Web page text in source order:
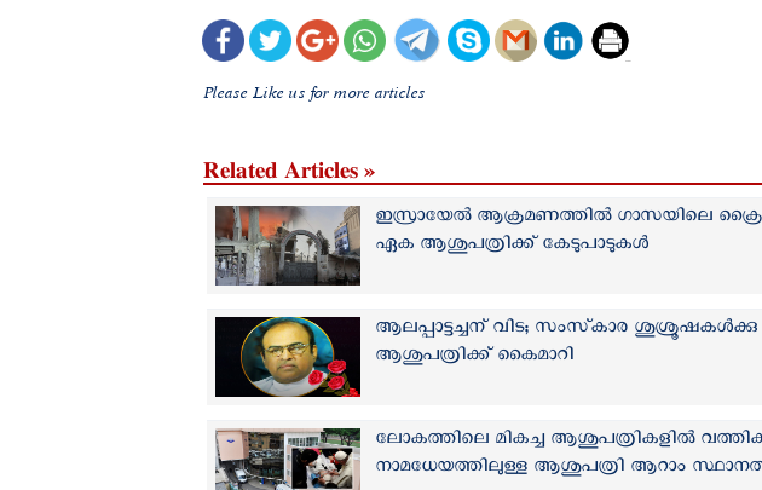
Please Like us for more articles
Related Articles »
ഇസ്രായേല്‍ ആക്രമണത്തില്‍ ഗാസയിലെ
ഏക ആശുപത്രിക്ക് കേടുപാടുകള്‍
ആലപ്പാട്ടച്ചന് വിട; സംസ്‌കാര
ആശുപത്രിക്ക് കൈമാറി
ലോകത്തിലെ മികച്ച ആശുപത്രികളില്‍
നാമധേയത്തിലുള്ള ആശുപത്രി ആറാം